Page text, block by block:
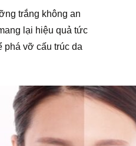
trắng không an
lại hiệu quả tức
phá vỡ cấu trúc da